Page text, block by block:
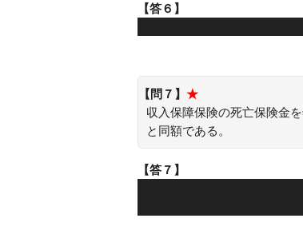
【答６】
【問７】 ★
収入保障保険の死亡保険金
と同額である。
【答７】